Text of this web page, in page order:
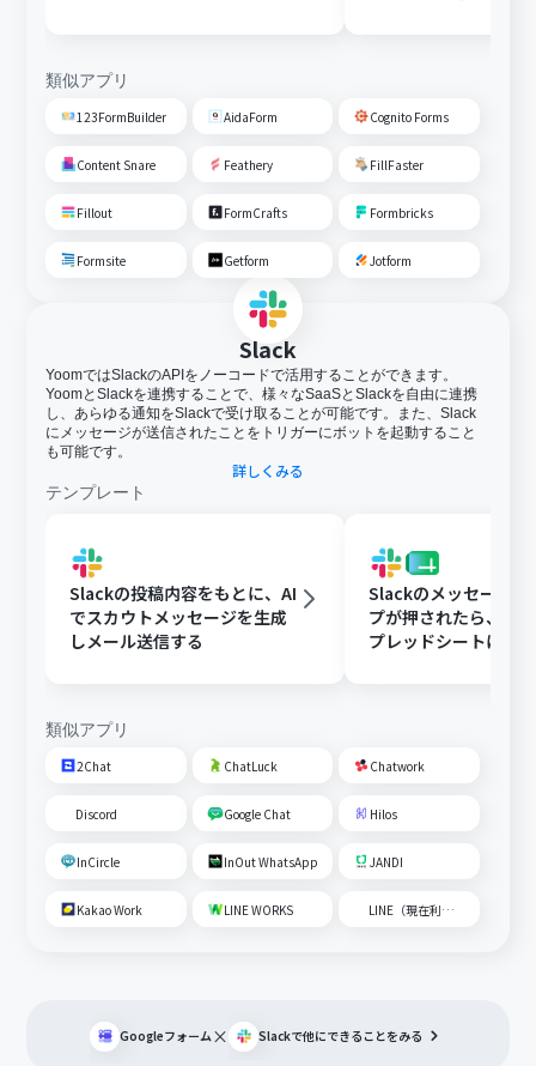
類似アプリ
123FormBuilder AidaForm Cognito Forms
Content Snare Feathery FillFaster
Fillout FormCrafts Formbricks
Formsite Getform Jotform
Slack
YoomではSlackのAPIをノーコードで活用することができます。
YoomとSlackを連携することで、様々なSaaSとSlackを自由に連携
し、あらゆる通知をSlackで受け取ることが可能です。また、Slack
にメッセージが送信されたことをトリガーにボットを起動すること
も可能です。
詳しくみる
テンプレート
Slackの投稿内容をもとに、AI
でスカウトメッセージを生成
しメール送信する
Slackのメッセージに
プが押されたら、
プレッドシートにメ
類似アプリ
2Chat ChatLuck Chatwork
Discord Google Chat Hilos
InCircle InOut WhatsApp JANDI
Kakao Work LINE WORKS LINE（現在利用不可）
Googleフォーム× Slackで他にできることをみる